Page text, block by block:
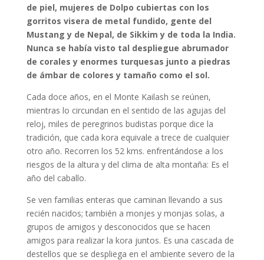
de piel, mujeres de Dolpo cubiertas con los
gorritos visera de metal fundido, gente del
Mustang y de Nepal, de Sikkim y de toda la India.
Nunca se había visto tal despliegue abrumador
de corales y enormes turquesas junto a piedras
de ámbar de colores y tamaño como el sol.
Cada doce años, en el Monte Kailash se reúnen,
mientras lo circundan en el sentido de las agujas del
reloj, miles de peregrinos budistas porque dice la
tradición, que cada kora equivale a trece de cualquier
otro año. Recorren los 52 kms. enfrentándose a los
riesgos de la altura y del clima de alta montaña: Es el
año del caballo.
Se ven familias enteras que caminan llevando a sus
recién nacidos; también a monjes y monjas solas, a
grupos de amigos y desconocidos que se hacen
amigos para realizar la kora juntos. Es una cascada de
destellos que se despliega en el ambiente severo de la